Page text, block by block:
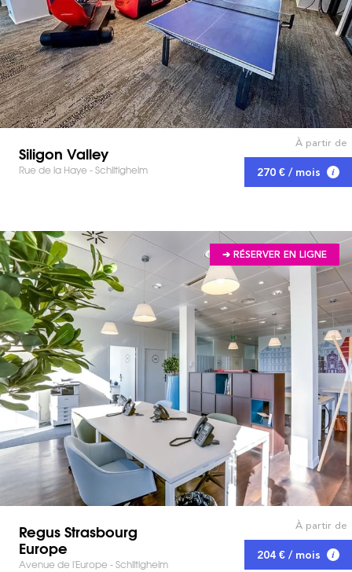
Siligon Valley
Rue de la Haye - Schiltigheim
À partir de
270 € / mois
➔ RÉSERVER EN LIGNE
Regus Strasbourg
Europe
Avenue de l'Europe - Schiltigheim
À partir de
204 € / mois